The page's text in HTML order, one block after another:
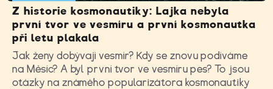
Z historie kosmonautiky: Lajka nebyla
první tvor ve vesmíru a první kosmonautka
při letu plakala
Jak ženy dobývají vesmír? Kdy se znovu podíváme
na Měsíc? A byl první tvor ve vesmíru pes? To jsou
otázky na známého popularizátora kosmonautiky